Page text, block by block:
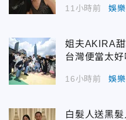
11小時前 娛樂
姐夫AKIRA
台灣便當太
16小時前 娛樂
白髮人送黑